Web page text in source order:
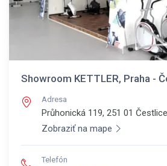
Showroom KETTLER, Praha -
Adresa
Průhonická 119, 251 01 Čestlice
Zobraziť na mape
Telefón